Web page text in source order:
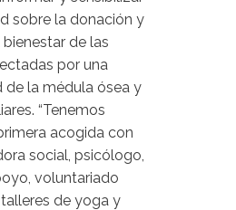
sobre la donación y
de las
por una
de la médula ósea y
“Tenemos
acogida con
social, psicólogo,
voluntariado
de yoga y